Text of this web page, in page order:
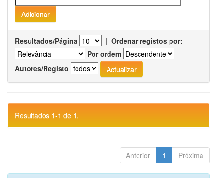
Resultados/Página | Ordenar registos por:
Por ordem
Autores/Registo
Resultados 1-1 de 1.
Anterior 1 Próxima